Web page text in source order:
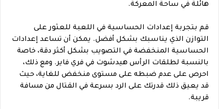
هائلة في ساحة المعركة.
قم بتجربة إعدادات الحساسية في اللعبة للعثور على
التوازن الذي يناسبك بشكل أفضل. يمكن أن تساعد إعدادات
الحساسية المنخفضة في التصويب بشكل أكثر دقة، خاصة
بالنسبة لطلقات الرأس هيدشوت في فري فاير. ومع ذلك،
احرص على عدم ضبطه على مستوى منخفض للغاية، حيث
قد يعيق ذلك قدرتك على الرد بسرعة في القتال من مسافة
قريبة.